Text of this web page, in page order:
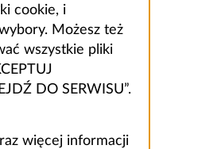
cookie, i
Możesz też
wszystkie pliki
DO SERWISU”.
więcej informacji